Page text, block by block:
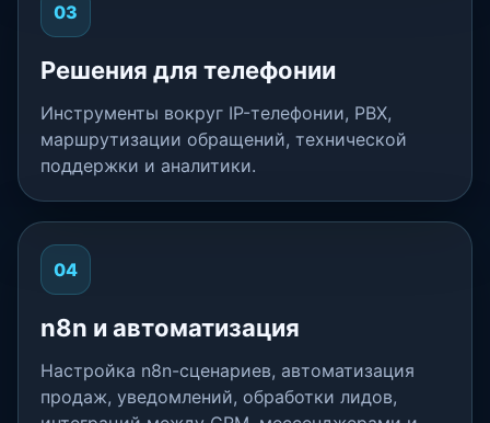
03
Решения для телефонии
Инструменты вокруг IP-телефонии, PBX,
маршрутизации обращений, технической
поддержки и аналитики.
04
n8n и автоматизация
Настройка n8n-сценариев, автоматизация
продаж, уведомлений, обработки лидов,